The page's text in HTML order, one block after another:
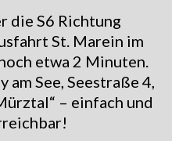
die S6 Richtung
St. Marein im
etwa 2 Minuten.
am See, Seestraße 4,
– einfach und